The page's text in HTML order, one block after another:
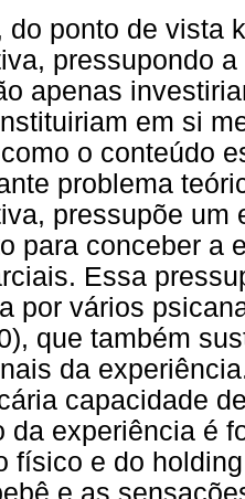
do ponto de vista
pressupondo
apenas
em si
o conteúdo
problema
pressupõe um
para conceber a
Essa
por vários
que também
da
capacidade
da experiência é
físico e do